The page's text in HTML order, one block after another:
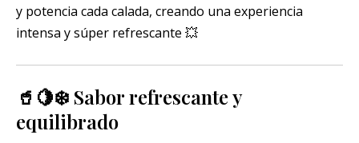
y potencia cada calada, creando una experiencia
intensa y súper refrescante 💥
🥤🍋❄️ Sabor refrescante y
equilibrado